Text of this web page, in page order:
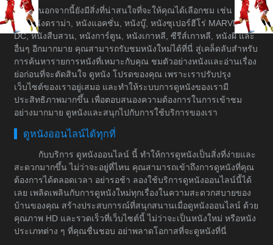
นอกจากนี้ยังมีสิ่งที่น่าสนใจที่จะให้คุณได้เลือกชม เช่น หนัง
ต่อ, หนังดราม่า, หนังแอคชั่น, หนังบู๊, หนังซุเปอร์ฮีโร่ MARVEL &
DC, หนังสืบสวน, หนังการ์ตูน, หนังเกาหลี, ซีรีส์เกาหลี, หนังผี และ
อื่นๆ อีกมากมาย คุณสามารถรับชมหนังใหม่ได้ที่นี่ สู่เคล็ดลับสำหรับ
การค้นหารายการหนังที่เหมาะกับคุณ ชมตัวอย่างหนังและอ่านเรื่อง
ย่อก่อนที่จะตัดสินใจ ดูหนัง โปรดของคุณ เพราะเราปรับปรุง
เว็บไซต์ของเราอยู่เสมอ และทำให้ระบบการดูหนังของเรามี
ประสิทธิภาพมากขึ้น เพื่อตอบสนองความต้องการในการเข้าชม
อย่างมากมาย ดูหนังและสนุกไปกับการใช้บริการของเรา
ดูหนังออนไลน์ได้ทุกที่
กับบริการ ดูหนังออนไลน์ นี้ ทำให้การดูหนังเป็นสิ่งที่ง่ายและ
สะดวกมากขึ้น ไม่ว่าจะอยู่ที่ไหน คุณสามารถเข้าถึงการดูหนังที่คุณ
ต้องการได้ตลอดเวลา อย่ารอช้า ลองใช้บริการดูหนังออนไลน์นี้ได้
เลย เพลิดเพลินกับการดูหนังใหม่ทุกเรื่องในความสะดวกสบายของ
บ้านของคุณ สร้างประสบการณ์ที่สนุกสนานเมื่อดูหนังออนไลน์ ด้วย
คุณภาพ HD และรวดเร็วที่เว็บไซต์นี้ ไม่ว่าจะเป็นหนังใหม่ หรือหนัง
ประเภทต่าง ๆ ที่คุณชื่นชอบ อย่าพลาดโอกาสที่จะดูหนังที่นี่